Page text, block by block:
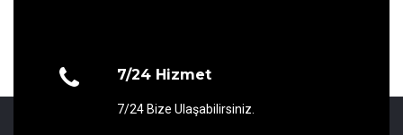
7/24 Hizmet
7/24 Bize Ulaşabilirsiniz.